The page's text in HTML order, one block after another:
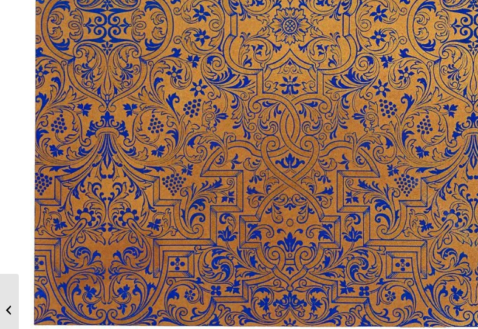
Gestreiftes Satinkleid à l’anglaise.
Frankreich 1788.